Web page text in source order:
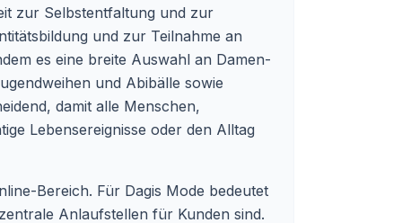
zur Selbstentfaltung und zur
und zur Teilnahme an
es eine breite Auswahl an Damen-
und Abibälle sowie
damit alle Menschen,
Lebensereignisse oder den Alltag
Bereich. Für Dagis Mode bedeutet
Anlaufstellen für Kunden sind.